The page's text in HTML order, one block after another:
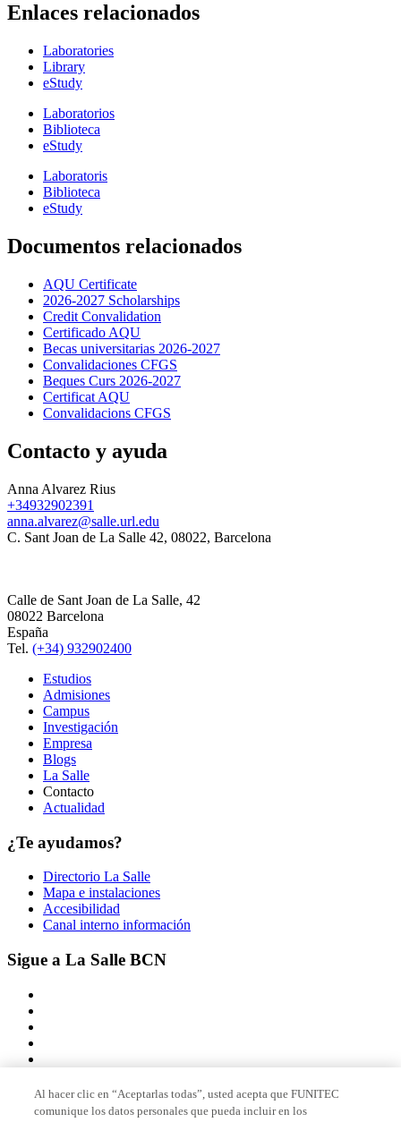
Enlaces relacionados
Laboratories
Library
eStudy
Laboratorios
Biblioteca
eStudy
Laboratoris
Biblioteca
eStudy
Documentos relacionados
AQU Certificate
2026-2027 Scholarships
Credit Convalidation
Certificado AQU
Becas universitarias 2026-2027
Convalidaciones CFGS
Beques Curs 2026-2027
Certificat AQU
Convalidacions CFGS
Contacto y ayuda
Anna Alvarez Rius
+34932902391
anna.alvarez@salle.url.edu
C. Sant Joan de La Salle 42, 08022, Barcelona
Calle de Sant Joan de La Salle, 42
08022 Barcelona
España
Tel. (+34) 932902400
Estudios
Admisiones
Campus
Investigación
Empresa
Blogs
La Salle
Contacto
Actualidad
¿Te ayudamos?
Directorio La Salle
Mapa e instalaciones
Accesibilidad
Canal interno información
Sigue a La Salle BCN
Al hacer clic en “Aceptarlas todas”, usted acepta que FUNITEC
comunique los datos personales que pueda incluir en los